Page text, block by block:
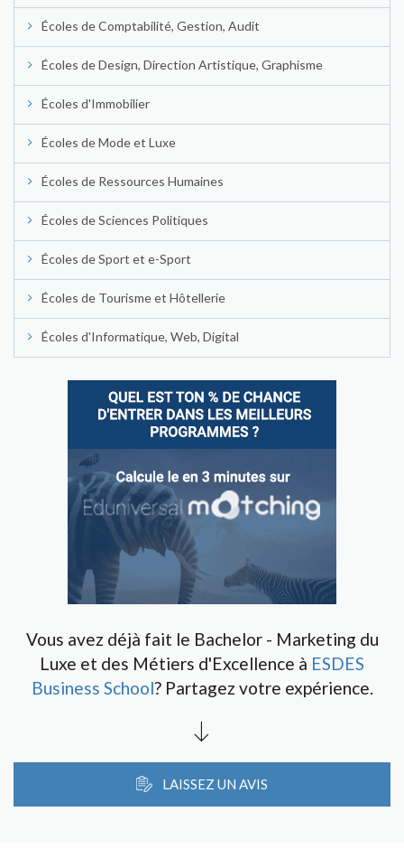
Écoles de Comptabilité, Gestion, Audit
Écoles de Design, Direction Artistique, Graphisme
Écoles d'Immobilier
Écoles de Mode et Luxe
Écoles de Ressources Humaines
Écoles de Sciences Politiques
Écoles de Sport et e-Sport
Écoles de Tourisme et Hôtellerie
Écoles d'Informatique, Web, Digital
Vous avez déjà fait le Bachelor - Marketing du
Luxe et des Métiers d'Excellence à ESDES
Business School? Partagez votre expérience.
LAISSEZ UN AVIS